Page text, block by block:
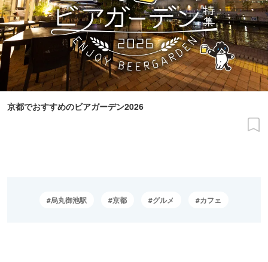
京都でおすすめのビアガーデン2026
烏丸御池駅 京都 グルメ カフェ